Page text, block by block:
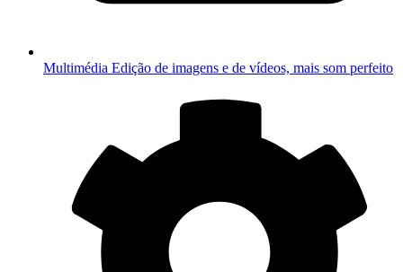
Multimédia Edição de imagens e de vídeos, mais som perfeito